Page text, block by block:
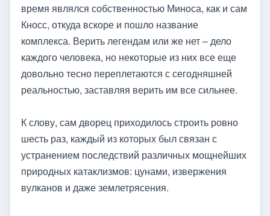
время являлся собственностью Миноса, как и сам
Кносс, откуда вскоре и пошло название
комплекса. Верить легендам или же нет – дело
каждого человека, но некоторые из них все еще
довольно тесно переплетаются с сегодняшней
реальностью, заставляя верить им все сильнее.
К слову, сам дворец приходилось строить ровно
шесть раз, каждый из которых был связан с
устранением последствий различных мощнейших
природных катаклизмов: цунами, извержения
вулканов и даже землетрясения.